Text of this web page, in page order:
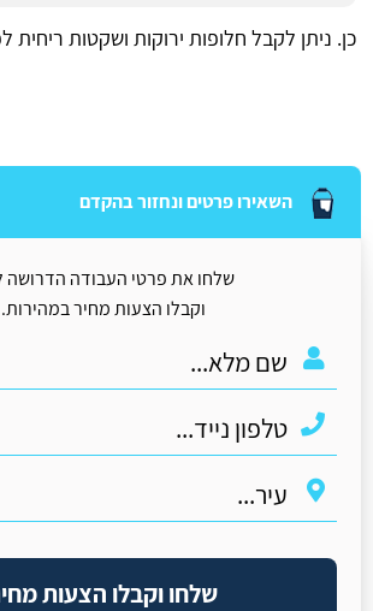
כן. ניתן לקבל חלופות ירוקות ושקטות ריחית
השאירו פרטים ונחזור בהקדם
שלחו את פרטי העבודה הדרושה
וקבלו הצעות מחיר במהירות.
שלחו וקבלו הצעות